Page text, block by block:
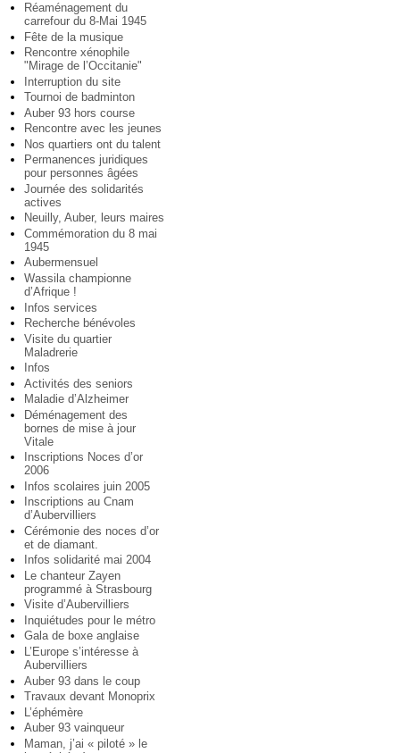
Réaménagement du
carrefour du 8-Mai 1945
Fête de la musique
Rencontre xénophile
"Mirage de l’Occitanie"
Interruption du site
Tournoi de badminton
Auber 93 hors course
Rencontre avec les jeunes
Nos quartiers ont du talent
Permanences juridiques
pour personnes âgées
Journée des solidarités
actives
Neuilly, Auber, leurs maires
Commémoration du 8 mai
1945
Aubermensuel
Wassila championne
d’Afrique !
Infos services
Recherche bénévoles
Visite du quartier
Maladrerie
Infos
Activités des seniors
Maladie d’Alzheimer
Déménagement des
bornes de mise à jour
Vitale
Inscriptions Noces d’or
2006
Infos scolaires juin 2005
Inscriptions au Cnam
d’Aubervilliers
Cérémonie des noces d’or
et de diamant.
Infos solidarité mai 2004
Le chanteur Zayen
programmé à Strasbourg
Visite d’Aubervilliers
Inquiétudes pour le métro
Gala de boxe anglaise
L’Europe s’intéresse à
Aubervilliers
Auber 93 dans le coup
Travaux devant Monoprix
L’éphémère
Auber 93 vainqueur
Maman, j’ai « piloté » le